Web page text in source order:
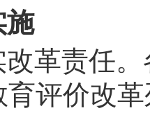
施
改革责任
评价改